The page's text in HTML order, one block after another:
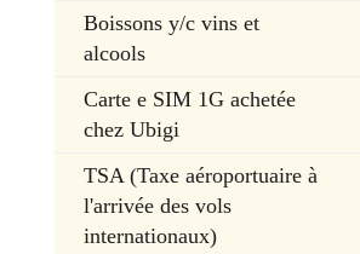
Boissons y/c vins et
alcools
Carte e SIM 1G achetée
chez Ubigi
TSA (Taxe aéroportuaire à
l'arrivée des vols
internationaux)